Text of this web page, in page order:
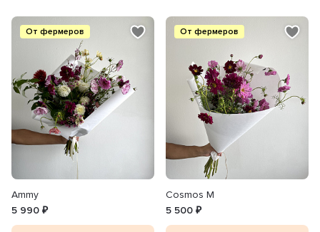
От фермеров
Ammy
5 990 ₽
От фермеров
Cosmos M
5 500 ₽